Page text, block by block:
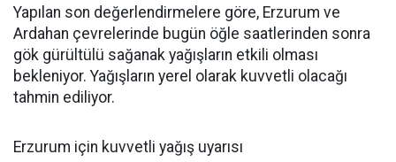
Yapılan son değerlendirmelere göre, Erzurum ve
Ardahan çevrelerinde bugün öğle saatlerinden sonra
gök gürültülü sağanak yağışların etkili olması
bekleniyor. Yağışların yerel olarak kuvvetli olacağı
tahmin ediliyor.
Erzurum için kuvvetli yağış uyarısı